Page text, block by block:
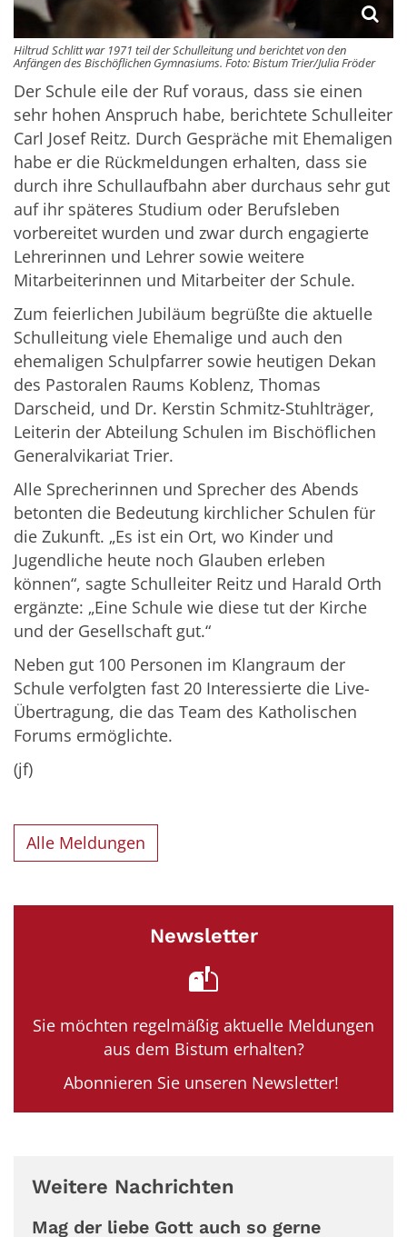
Hiltrud Schlitt war 1971 teil der Schulleitung und berichtet von den
Anfängen des Bischöflichen Gymnasiums. Foto: Bistum Trier/Julia Fröder
Der Schule eile der Ruf voraus, dass sie einen
sehr hohen Anspruch habe, berichtete Schulleiter
Carl Josef Reitz. Durch Gespräche mit Ehemaligen
habe er die Rückmeldungen erhalten, dass sie
durch ihre Schullaufbahn aber durchaus sehr gut
auf ihr späteres Studium oder Berufsleben
vorbereitet wurden und zwar durch engagierte
Lehrerinnen und Lehrer sowie weitere
Mitarbeiterinnen und Mitarbeiter der Schule.
Zum feierlichen Jubiläum begrüßte die aktuelle
Schulleitung viele Ehemalige und auch den
ehemaligen Schulpfarrer sowie heutigen Dekan
des Pastoralen Raums Koblenz, Thomas
Darscheid, und Dr. Kerstin Schmitz-Stuhlträger,
Leiterin der Abteilung Schulen im Bischöflichen
Generalvikariat Trier.
Alle Sprecherinnen und Sprecher des Abends
betonten die Bedeutung kirchlicher Schulen für
die Zukunft. „Es ist ein Ort, wo Kinder und
Jugendliche heute noch Glauben erleben
können“, sagte Schulleiter Reitz und Harald Orth
ergänzte: „Eine Schule wie diese tut der Kirche
und der Gesellschaft gut.“
Neben gut 100 Personen im Klangraum der
Schule verfolgten fast 20 Interessierte die Live-
Übertragung, die das Team des Katholischen
Forums ermöglichte.
(jf)
Alle Meldungen
Newsletter
Sie möchten regelmäßig aktuelle Meldungen
aus dem Bistum erhalten?
Abonnieren Sie unseren Newsletter!
Weitere Nachrichten
Mag der liebe Gott auch so gerne